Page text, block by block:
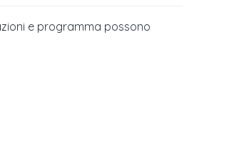
e programma possono